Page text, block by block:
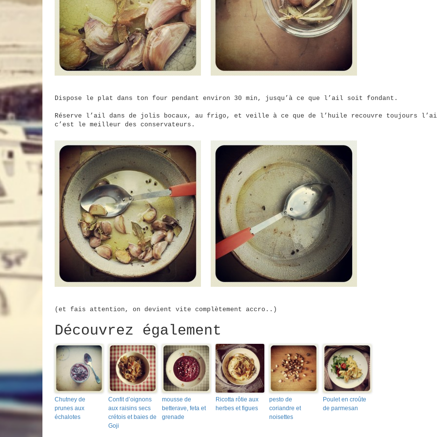
Dispose le plat dans ton four pendant environ 30 min, jusqu’à ce que l’ail soit fondant.
Réserve l’ail dans de jolis bocaux, au frigo, et veille à ce que de l’huile recouvre toujours
c’est le meilleur des conservateurs.
(et fais attention, on devient vite complètement accro..)
Découvrez également
Chutney de
prunes aux
échalotes
Confit d’oignons
aux raisins secs
crétois et baies de
Goji
mousse de
betterave, feta et
grenade
Ricotta rôtie aux
herbes et figues
pesto de
coriandre et
noisettes
Poulet en croûte
de parmesan